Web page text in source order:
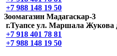
+7 988 148 19 50
Зоомагазин Мадагаскар-3
г.Туапсе ул. Маршала Жукова
+7 918 401 78 81
+7 988 148 19 50